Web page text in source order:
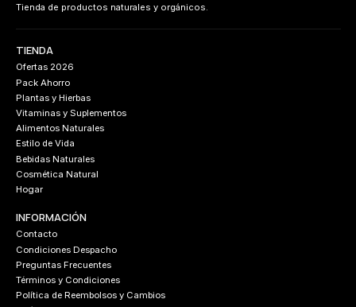
Tienda de productos naturales y orgánicos.
TIENDA
Ofertas 2026
Pack Ahorro
Plantas y Hierbas
Vitaminas y Suplementos
Alimentos Naturales
Estilo de Vida
Bebidas Naturales
Cosmética Natural
Hogar
INFORMACIÓN
Contacto
Condiciones Despacho
Preguntas Frecuentes
Términos y Condiciones
Política de Reembolsos y Cambios